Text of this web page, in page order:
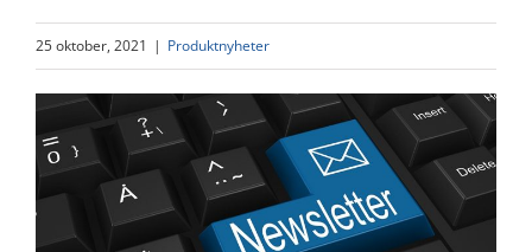
25 oktober, 2021 | Produktnyheter